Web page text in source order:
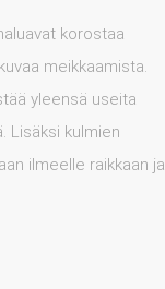
korostaa
meikkaamista.
yleensä useita
Lisäksi kulmien
ilmeelle raikkaan ja